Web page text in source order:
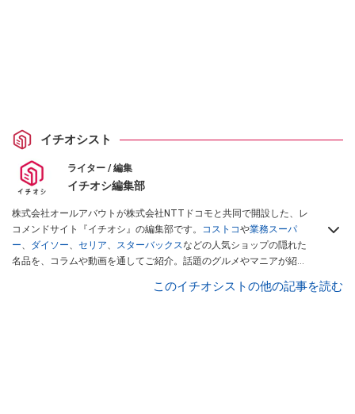
イチオシスト
ライター / 編集
イチオシ編集部
株式会社オールアバウトが株式会社NTTドコモと共同で開設した、レ
コメンドサイト『イチオシ』の編集部です。 コストコや業務スーパ
ー、 ダイソー、 セリア、 スターバックスなどの人気ショップの隠れた
名品を、コラムや動画を通してご紹介。話題のグルメやマニアが紹介
インフルエンサーが実際に使用してレビューしています。毎日トレン
このイチオシストの他の記事を読む